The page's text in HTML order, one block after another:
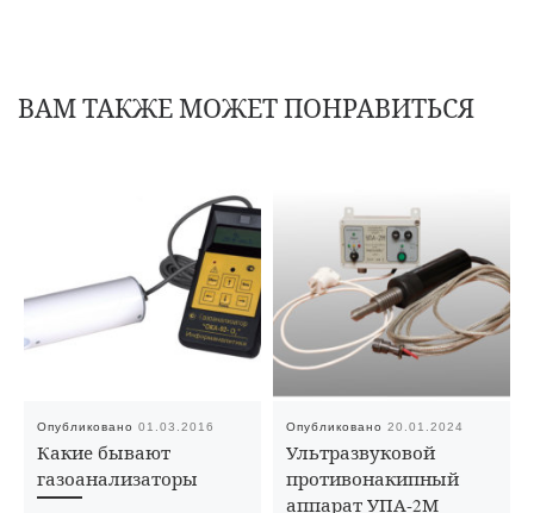
ВАМ ТАКЖЕ МОЖЕТ ПОНРАВИТЬСЯ
Опубликовано 01.03.2016
Какие бывают
газоанализаторы
Опубликовано 20.01.2024
Ультразвуковой
противонакипный
аппарат УПА-2М